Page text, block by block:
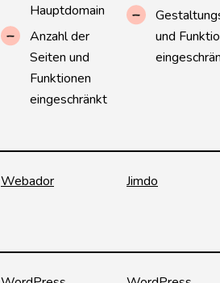
Hauptdomain
Anzahl der
Seiten und
Funktionen
eingeschränkt
und
Webador Jimdo